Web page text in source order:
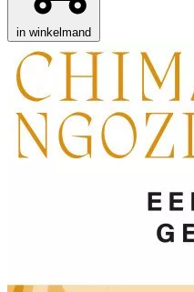
in winkelmand